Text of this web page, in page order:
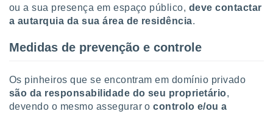
ou a sua presença em espaço público, deve contactar
a autarquia da sua área de residência.
Medidas de prevenção e controle
Os pinheiros que se encontram em domínio privado
são da responsabilidade do seu proprietário,
devendo o mesmo assegurar ocontrolo e/ou a